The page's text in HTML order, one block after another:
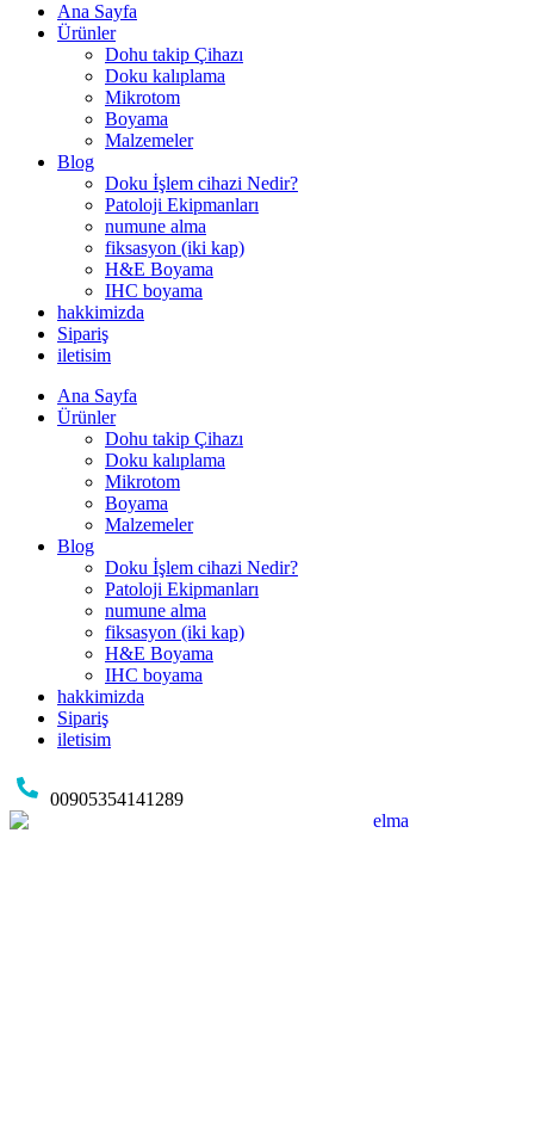
Ana Sayfa
Ürünler
Dohu takip Çihazı
Doku kalıplama
Mikrotom
Boyama
Malzemeler
Blog
Doku İşlem cihazi Nedir?
Patoloji Ekipmanları
numune alma
fiksasyon (iki kap)
H&E Boyama
IHC boyama
hakkimizda
Sipariş
iletisim
Ana Sayfa
Ürünler
Dohu takip Çihazı
Doku kalıplama
Mikrotom
Boyama
Malzemeler
Blog
Doku İşlem cihazi Nedir?
Patoloji Ekipmanları
numune alma
fiksasyon (iki kap)
H&E Boyama
IHC boyama
hakkimizda
Sipariş
iletisim
00905354141289